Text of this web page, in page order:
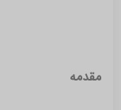
مقدمه